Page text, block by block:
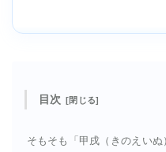
目次
そもそも「甲戌（きのえいぬ